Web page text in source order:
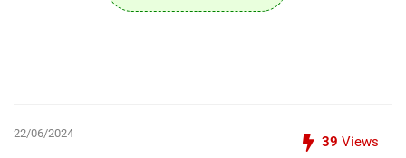
22/06/2024
39 Views